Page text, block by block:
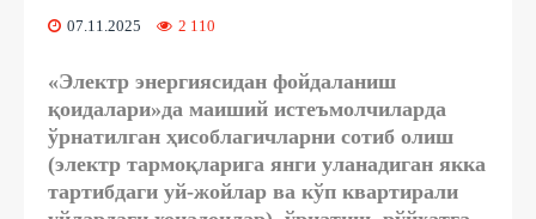
07.11.2025 2 110
«Электр энергиясидан фойдаланиш
қоидалари»да маиший истеъмолчиларда
ўрнатилган ҳисоблагичларни сотиб олиш
(электр тармоқларига янги уланадиган якка
тартибдаги уй-жойлар ва кўп квартирали